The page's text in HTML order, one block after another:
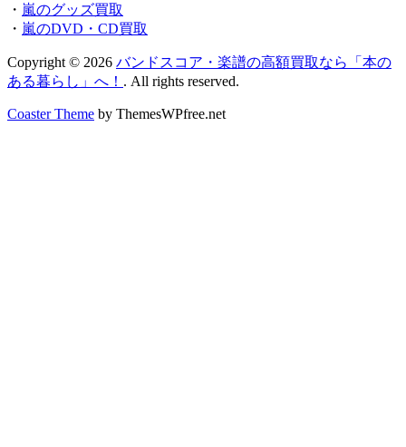
・ 嵐のグッズ買取
・ 嵐のDVD・CD買取
Copyright © 2026 バンドスコア・楽譜の高額買取なら「本の
ある暮らし」へ！ . All rights reserved.
Coaster Theme by ThemesWPfree.net